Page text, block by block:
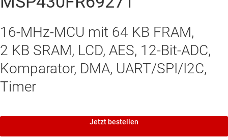
16-MHz-MCU mit 64 KB FRAM,
2 KB SRAM, LCD, AES, 12-Bit-ADC,
Komparator, DMA, UART/SPI/I2C,
Timer
Jetzt bestellen